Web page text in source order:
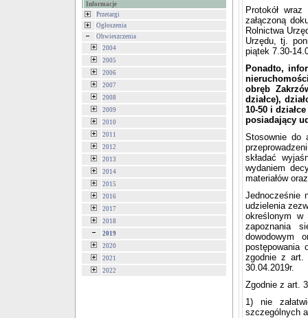
Informacje
Przetargi
Ogłoszenia
Obwieszczenia
2004
2005
2006
2007
2008
2009
2010
2011
2012
2013
2014
2015
2016
2017
2018
2019
2020
2021
2022
Protokół
załączoną
Rolnictwa
Urzędu, tj.
piątek 7.30-
Ponadto,
obręb
działce),
10-50 i
posiadający
Stosownie do
składać
wydaniem
materiałów
Jednocześnie
udzielenia
określonym w
zapoznania
dowodowym
postępowania
zgodnie z art.
30.04.2019r.
Zgodnie z art.
1) nie
szczególnych